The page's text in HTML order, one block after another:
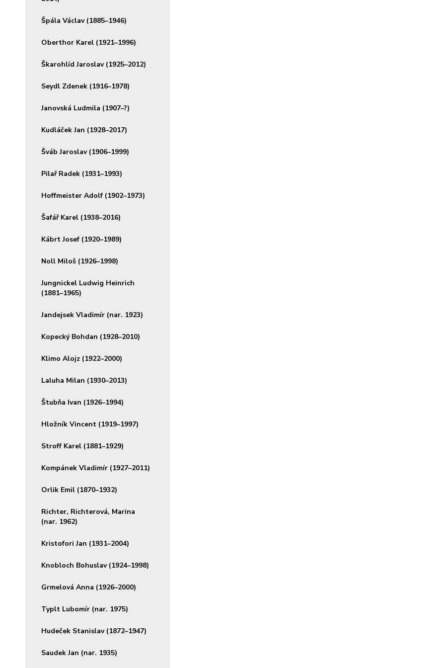
Špála Václav (1885–1946)
Oberthor Karel (1921–1996)
Škarohlíd Jaroslav (1925–2012)
Seydl Zdenek (1916–1978)
Janovská Ludmila (1907–?)
Kudláček Jan (1928–2017)
Šváb Jaroslav (1906–1999)
Pilař Radek (1931–1993)
Hoffmeister Adolf (1902–1973)
Šafář Karel (1938–2016)
Kábrt Josef (1920–1989)
Noll Miloš (1926–1998)
Jungnickel Ludwig Heinrich
(1881–1965)
Jandejsek Vladimír (nar. 1923)
Kopecký Bohdan (1928–2010)
Klimo Alojz (1922–2000)
Laluha Milan (1930–2013)
Štubňa Ivan (1926–1994)
Hložník Vincent (1919–1997)
Stroff Karel (1881–1929)
Kompánek Vladimír (1927–2011)
Orlik Emil (1870–1932)
Richter, Richterová, Marina
(nar. 1962)
Kristofori Jan (1931–2004)
Knobloch Bohuslav (1924–1998)
Grmelová Anna (1926–2000)
Typlt Lubomír (nar. 1975)
Hudeček Stanislav (1872–1947)
Saudek Jan (nar. 1935)